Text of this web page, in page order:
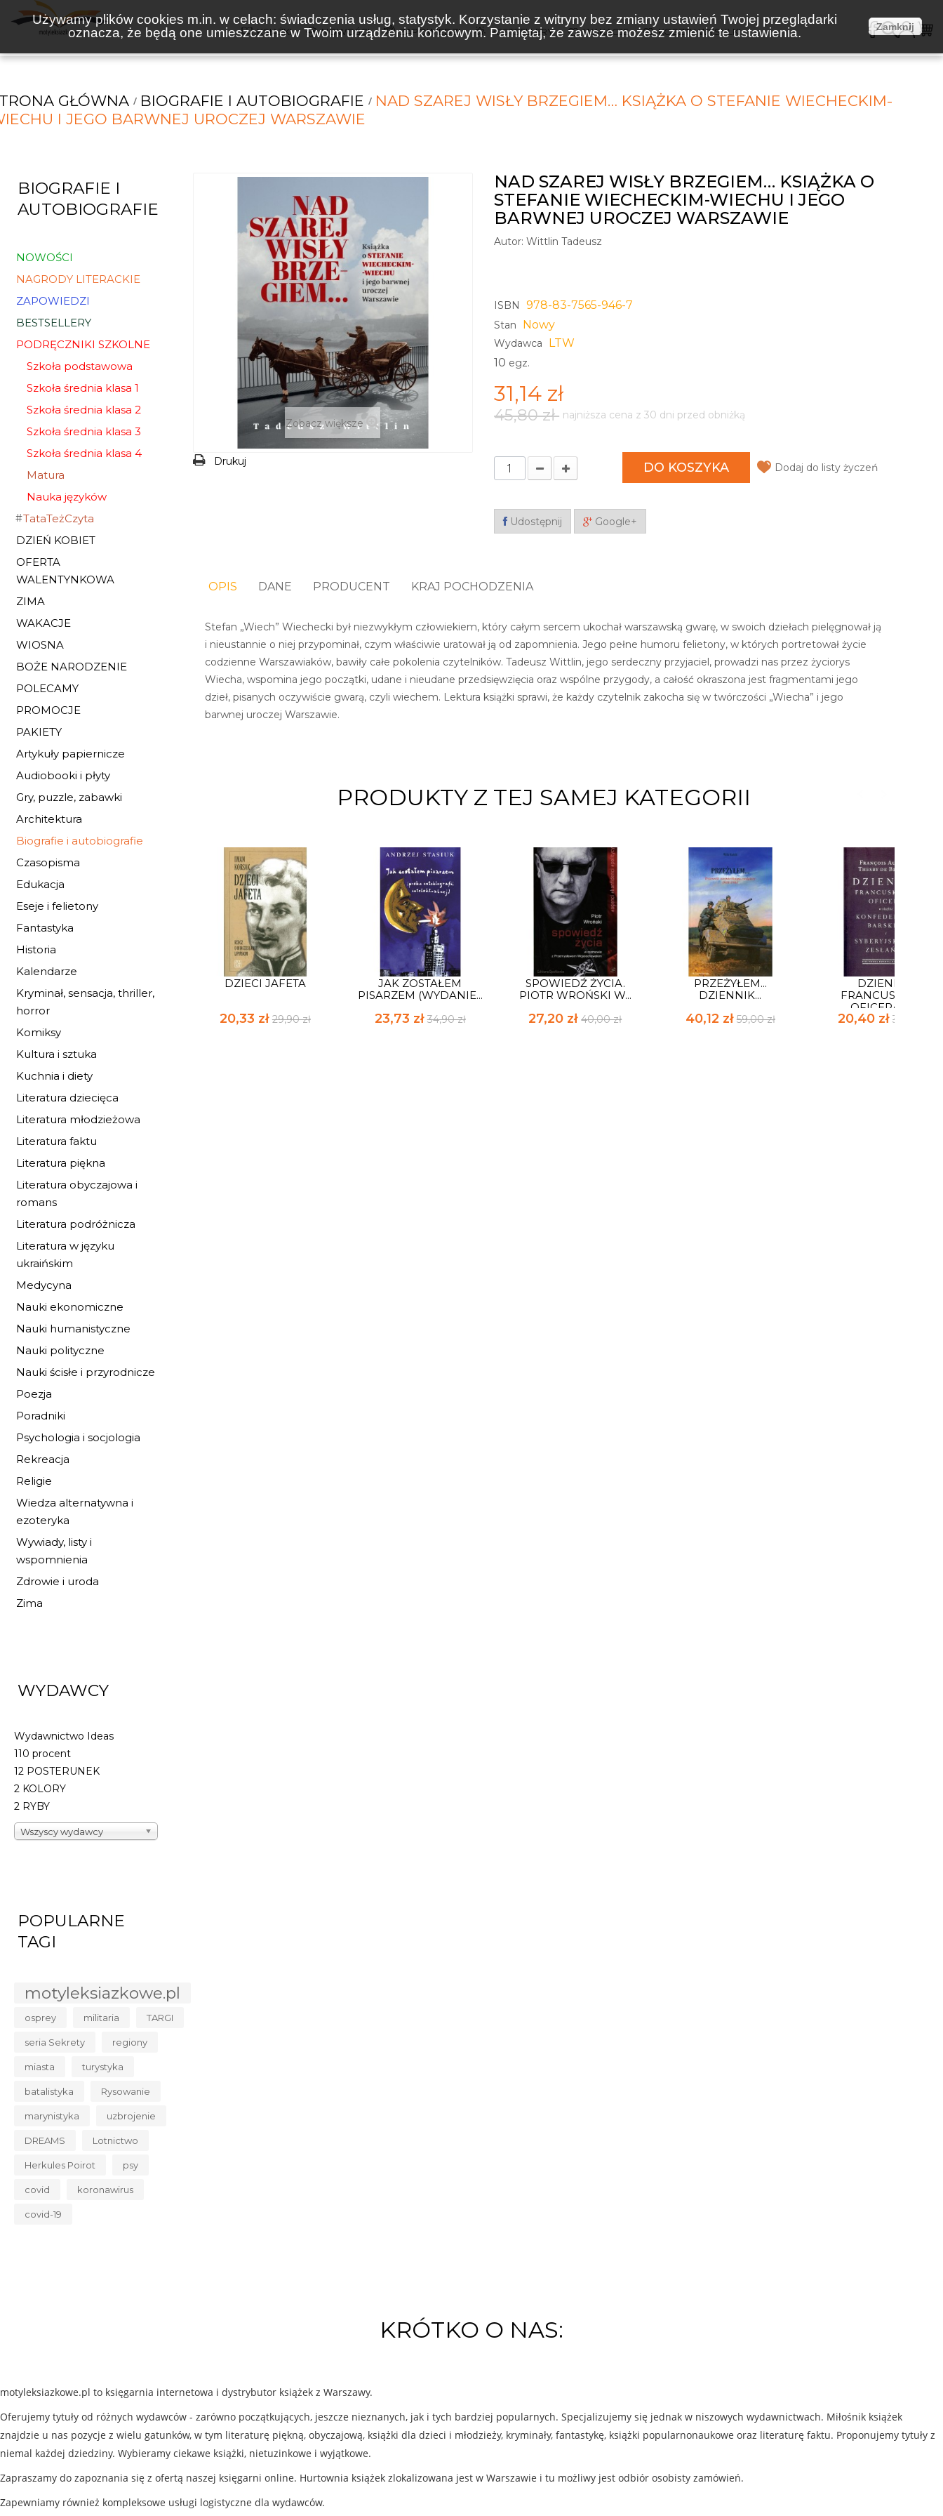
Używamy plików cookies m.in. w celach: świadczenia usług, statystyk. Korzystanie z witryny bez zmiany ustawień Twojej przeglądarki
oznacza, że będą one umieszczane w Twoim urządzeniu końcowym. Pamiętaj, że zawsze możesz zmienić te ustawienia.
Zamknij
KSIĄŻKI NOWOŚCI ZAPOWIEDZI BESTSELLERY WAKACJE KOSZTY WYSYŁKI
GŁÓWNA BIOGRAFIE I AUTOBIOGRAFIE
NAD SZAREJ WISŁY BRZEGIEM… KSIĄŻKA O STEFANIE WIECHECKIM-
I JEGO BARWNEJ UROCZEJ WARSZAWIE
BIOGRAFIE I
AUTOBIOGRAFIE
NOWOŚCI
NAGRODY LITERACKIE
ZAPOWIEDZI
BESTSELLERY
PODRĘCZNIKI SZKOLNE
Szkoła podstawowa
Szkoła średnia klasa 1
Szkoła średnia klasa 2
Szkoła średnia klasa 3
Szkoła średnia klasa 4
Matura
Nauka języków
TataTeżCzyta
DZIEŃ KOBIET
OFERTA
WALENTYNKOWA
ZIMA
WAKACJE
WIOSNA
BOŻE NARODZENIE
POLECAMY
PROMOCJE
PAKIETY
Artykuły papiernicze
Audiobooki i płyty
Gry, puzzle, zabawki
Architektura
Biografie i autobiografie
Czasopisma
Edukacja
Eseje i felietony
Fantastyka
Historia
Kalendarze
Kryminał, sensacja, thriller,
horror
Komiksy
Kultura i sztuka
Kuchnia i diety
Literatura dziecięca
Literatura młodzieżowa
Literatura faktu
Literatura piękna
Literatura obyczajowa i
romans
Literatura podróżnicza
Literatura w języku
ukraińskim
Medycyna
Nauki ekonomiczne
Nauki humanistyczne
Nauki polityczne
Nauki ścisłe i przyrodnicze
Poezja
Poradniki
Psychologia i socjologia
Rekreacja
Religie
Wiedza alternatywna i
ezoteryka
Wywiady, listy i
wspomnienia
Zdrowie i uroda
Zima
WYDAWCY
Wydawnictwo Ideas
110 procent
12 POSTERUNEK
2 KOLORY
2 RYBY
Wszyscy wydawcy
POPULARNE
TAGI
motyleksiazkowe.pl
osprey militaria TARGI
seria Sekrety regiony
miasta turystyka
batalistyka Rysowanie
marynistyka uzbrojenie
DREAMS Lotnictwo
Herkules Poirot psy
covid koronawirus
covid-19
Zobacz większe
Drukuj
NAD SZAREJ WISŁY BRZEGIEM… KSIĄŻKA O
STEFANIE WIECHECKIM-WIECHU I JEGO
BARWNEJ UROCZEJ WARSZAWIE
Autor: Wittlin Tadeusz
ISBN 978-83-7565-946-7
Stan Nowy
Wydawca
LTW
10 egz.
31,14 zł
45,80 zł najniższa cena z 30 dni przed obniżką
DO KOSZYKA Dodaj do listy życzeń
Udostępnij Google+
OPIS DANE PRODUCENT KRAJ POCHODZENIA
Stefan „Wiech” Wiechecki był niezwykłym człowiekiem, który całym sercem ukochał warszawską gwarę, w swoich dziełach pielęgnował ją
i nieustannie o niej przypominał, czym właściwie uratował ją od zapomnienia. Jego pełne humoru felietony, w których portretował życie
codzienne Warszawiaków, bawiły całe pokolenia czytelników. Tadeusz Wittlin, jego serdeczny przyjaciel, prowadzi nas przez życiorys
Wiecha, wspomina jego początki, udane i nieudane przedsięwzięcia oraz wspólne przygody, a całość okraszona jest fragmentami jego
dzieł, pisanych oczywiście gwarą, czyli wiechem. Lektura książki sprawi, że każdy czytelnik zakocha się w twórczości „Wiecha” i jego
barwnej uroczej Warszawie.
PRODUKTY Z TEJ SAMEJ KATEGORII
DZIECI JAFETA
20,33 zł 29,90 zł
JAK ZOSTAŁEM
PISARZEM (WYDANIE...
23,73 zł 34,90 zł
SPOWIEDŹ ŻYCIA.
PIOTR WROŃSKI W...
27,20 zł40,00 zł
PRZEŻYŁEM...
DZIENNIK...
40,12 zł 59,00 zł
DZIENNIK
FRANCUSKIEGO
OFICERA W...
20,40 zł30,00 zł
KRÓTKO O NAS:
motyleksiazkowe.pl to księgarnia internetowa i dystrybutor książek z Warszawy.
Oferujemy tytuły od różnych wydawców - zarówno początkujących, jeszcze nieznanych, jak i tych bardziej popularnych. Specjalizujemy się jednak w niszowych wydawnictwach. Miłośnik książek
znajdzie u nas pozycje z wielu gatunków, w tym literaturę piękną, obyczajową, książki dla dzieci i młodzieży, kryminały, fantastykę, książki popularnonaukowe oraz literaturę faktu. Proponujemy tytuły z
niemal każdej dziedziny. Wybieramy ciekawe książki, nietuzinkowe i wyjątkowe.
Zapraszamy do zapoznania się z ofertą naszej księgarni online. Hurtownia książek zlokalizowana jest w Warszawie i tu możliwy jest odbiór osobisty zamówień.
Zapewniamy również kompleksowe usługi logistyczne dla wydawców.